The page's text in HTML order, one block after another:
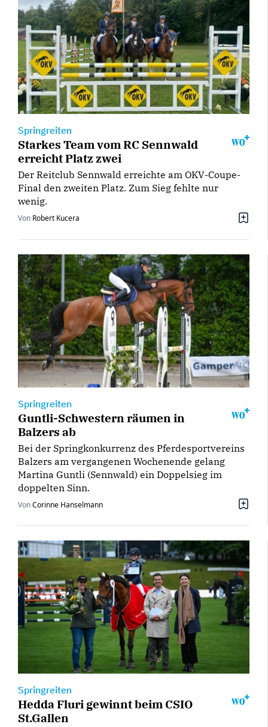
Springreiten
Starkes Team vom RC Sennwald
erreicht Platz zwei
Der Reitclub Sennwald erreichte am OKV-Coupe-
Final den zweiten Platz. Zum Sieg fehlte nur
wenig.
Von Robert Kucera
Springreiten
Guntli-Schwestern räumen in
Balzers ab
Bei der Springkonkurrenz des Pferdesportvereins
Balzers am vergangenen Wochenende gelang
Martina Guntli (Sennwald) ein Doppelsieg im
doppelten Sinn.
VonCorinne Hanselmann
Springreiten
Hedda Fluri gewinnt beim CSIO
St.Gallen